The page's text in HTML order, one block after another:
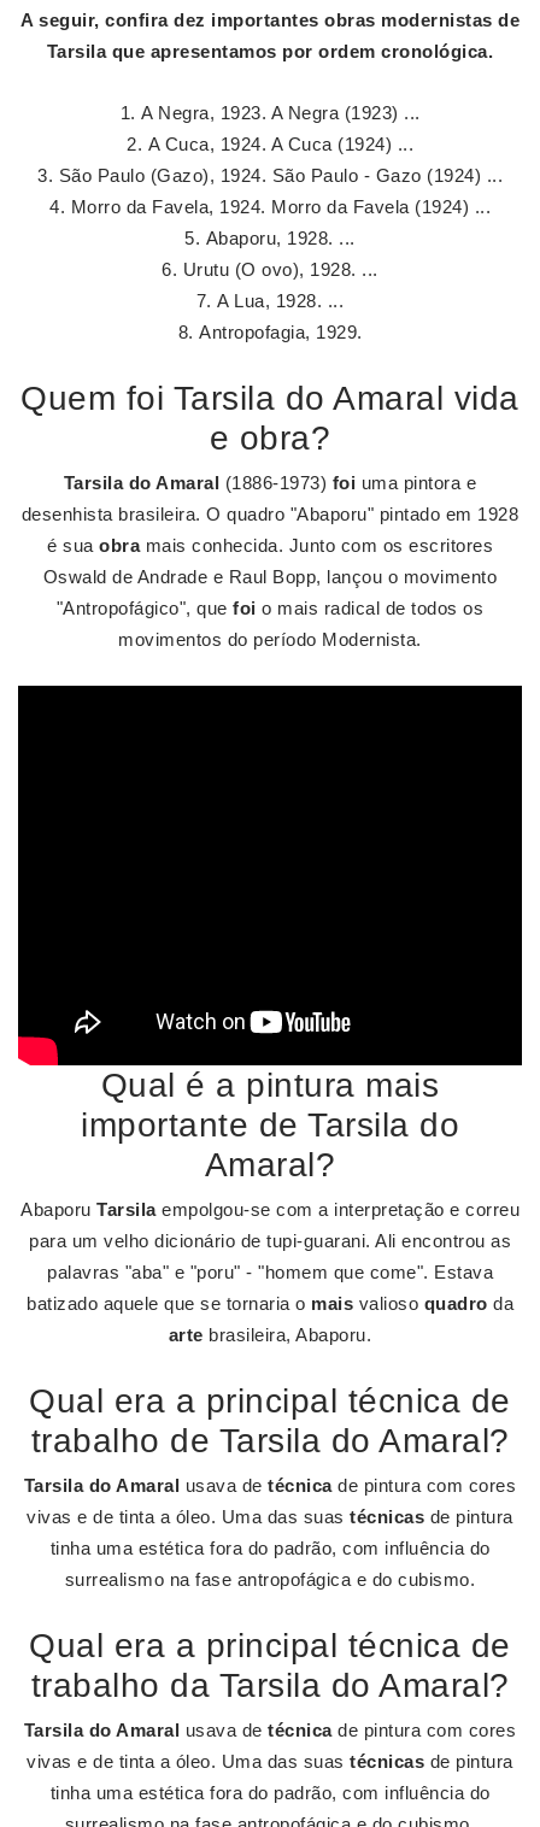
A seguir, confira dez importantes obras modernistas de
Tarsilaque apresentamos por ordem cronológica.
A Negra, 1923. A Negra (1923) ...
A Cuca, 1924. A Cuca (1924) ...
São Paulo (Gazo), 1924. São Paulo - Gazo (1924) ...
Morro da Favela, 1924. Morro da Favela (1924) ...
Abaporu, 1928. ...
Urutu (O ovo), 1928. ...
A Lua, 1928. ...
Antropofagia, 1929.
Quem foi Tarsila do Amaral vida
e obra?
Tarsila do Amaral (1886-1973) foi uma pintora e
desenhista brasileira. O quadro "Abaporu" pintado em 1928
é sua obramais conhecida. Junto com os escritores
Oswald de Andrade e Raul Bopp, lançou o movimento
"Antropofágico", quefoi o mais radical de todos os
movimentos do período Modernista.
Qual é a pintura mais
importante de Tarsila do
Amaral?
Abaporu Tarsilaempolgou-se com a interpretação e correu
para um velho dicionário de tupi-guarani. Ali encontrou as
palavras "aba" e "poru" - "homem que come". Estava
batizado aquele que se tornaria o mais valioso quadro da
arte brasileira, Abaporu.
Qual era a principal técnica de
trabalho de Tarsila do Amaral?
Tarsila do Amaral usava detécnicade pintura com cores
vivas e de tinta a óleo. Uma das suastécnicas de pintura
tinha uma estética fora do padrão, com influência do
surrealismo na fase antropofágica e do cubismo.
Qual era a principal técnica de
trabalho da Tarsila do Amaral?
Tarsila do Amaral usava detécnicade pintura com cores
vivas e de tinta a óleo. Uma das suastécnicas de pintura
tinha uma estética fora do padrão, com influência do